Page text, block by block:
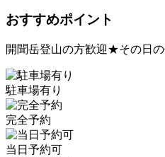
おすすめポイント
開聞岳登山の方歓迎★その日
駐車場有り
完全予約
当日予約可